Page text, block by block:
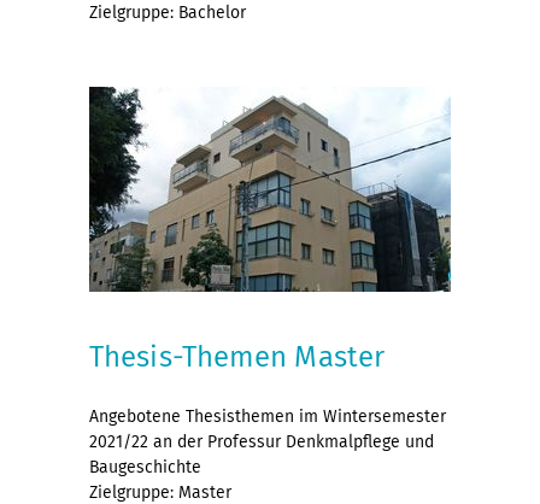
Zielgruppe: Bachelor
Thesis-Themen Master
Angebotene Thesisthemen im Wintersemester
2021/22 an der Professur Denkmalpflege und
Baugeschichte
Zielgruppe: Master